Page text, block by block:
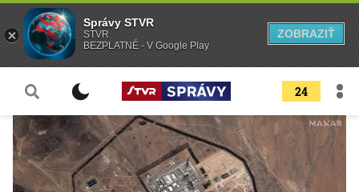
24
Správy STVR
STVR
BEZPLATNÉ - V Google Play
ZOBRAZIŤ